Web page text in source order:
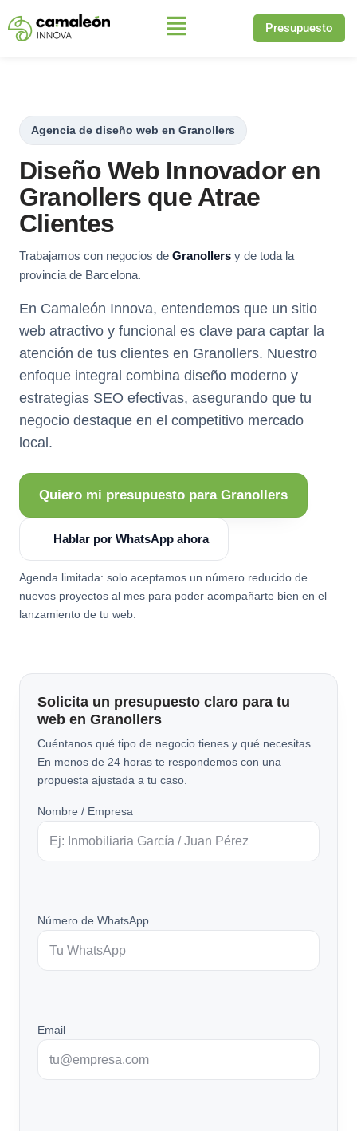
Saltar
Presupuesto
Agencia de diseño web en Granollers
Diseño Web Innovador en
Granollers que Atrae
Clientes
Trabajamos con negocios de Granollers y de toda la
provincia de Barcelona.
En Camaleón Innova, entendemos que un sitio
web atractivo y funcional es clave para captar la
atención de tus clientes en Granollers. Nuestro
enfoque integral combina diseño moderno y
estrategias SEO efectivas, asegurando que tu
negocio destaque en el competitivo mercado
local.
Quiero mi presupuesto para Granollers
Hablar por WhatsApp ahora
Agenda limitada: solo aceptamos un número reducido de
nuevos proyectos al mes para poder acompañarte bien en el
lanzamiento de tu web.
Solicita un presupuesto claro para tu
web en Granollers
Cuéntanos qué tipo de negocio tienes y qué necesitas.
En menos de 24 horas te respondemos con una
propuesta ajustada a tu caso.
Nombre / Empresa
Número de WhatsApp
Email